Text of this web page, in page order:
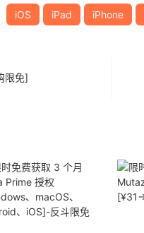
iOS iPad iPhone
限免]